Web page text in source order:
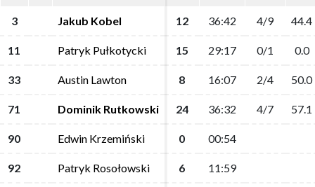
3 Jakub Kobel 12 36:42 4/9 44.4
11 Patryk Pułkotycki 15 29:17 0/1 0.0
33 Austin Lawton 8 16:07 2/4 50.0
71 Dominik Rutkowski 24 36:32 4/7 57.1
90 Edwin Krzemiński 0 00:54
92 Patryk Rosołowski 6 11:59
3 Jakub Kobel 12 36:42 4/9 44.4
11 Patryk Pułkotycki 15 29:17 0/1 0.0
33 Austin Lawton 8 16:07 2/4 50.0
71 Dominik Rutkowski 24 36:32 4/7 57.1
90 Edwin Krzemiński 0 00:54
92 Patryk Rosołowski 6 11:59